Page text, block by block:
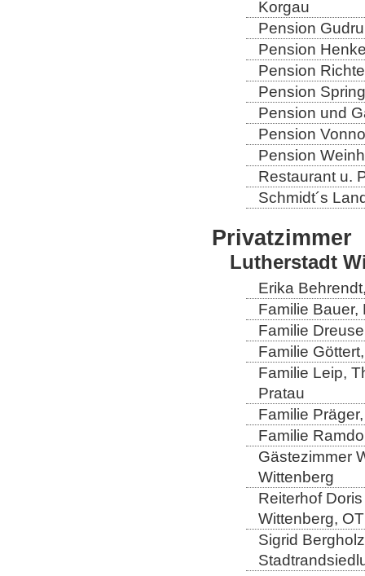
Korgau
Pension
Pension
Pension
Pension
Pension und
Pension
Pension
Restaurant u.
Schmidt´s
Privatzimmer
Lutherstadt
Erika
Familie Bauer,
Familie
Familie
Familie Leip,
Pratau
Familie
Familie
Gästezimmer
Wittenberg
Reiterhof
Wittenberg,
Sigrid